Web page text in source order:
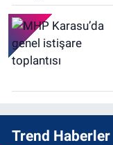
Trend Haberler